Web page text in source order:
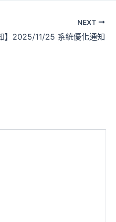
NEXT
】2025/11/25 系統優化通知